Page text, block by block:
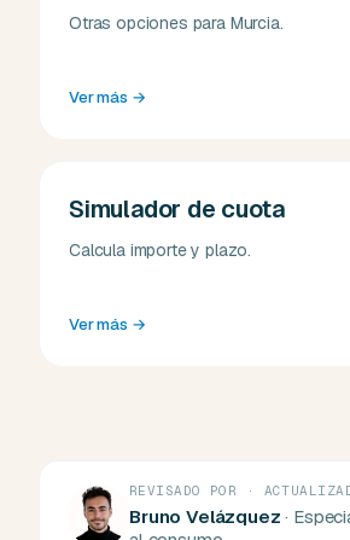
Otras opciones para Murcia.
Ver más →
Simulador de cuota
Calcula importe y plazo.
Ver más →
REVISADO POR ·
Bruno Velázquez ·